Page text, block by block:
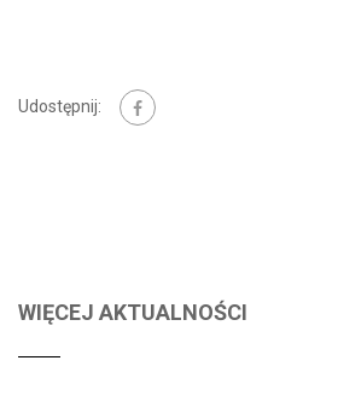
Udostępnij:
WIĘCEJ AKTUALNOŚCI